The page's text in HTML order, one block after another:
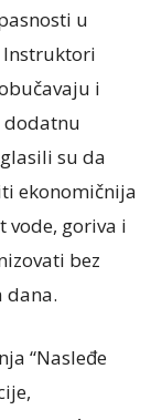
u
i
dodatnu
su da
ekonomičnija
vode, goriva i
bez
dana.
“Nasleđe